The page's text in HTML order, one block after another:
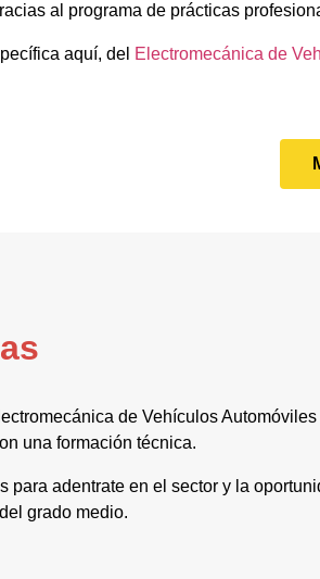
al programa de prácticas
aquí, del Electromecánica de
de Vehículos
una formación técnica.
para adentrate en el sector y la
grado medio.